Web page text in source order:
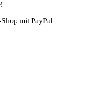
mit PayPal